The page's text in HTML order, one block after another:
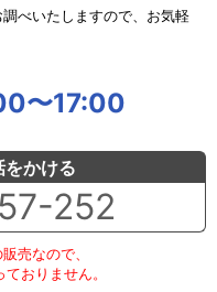
べいたしますので、お気軽
〜17:00
をかける
252
売なので、
おりません。